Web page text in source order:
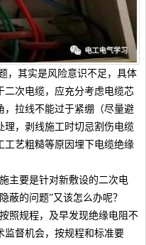
，其实是风险意识不足，具体
二次电缆，应充分考虑电缆芯
，拉线不能过于紧绷（尽量避
理，剥线施工时切忌割伤电缆
工艺粗糙等原因埋下电缆绝缘
主要是针对新敷设的二次电
蔽的问题”又该怎么办呢？
照规程，及早发现绝缘电阻不
监督机会，按规程和标准要